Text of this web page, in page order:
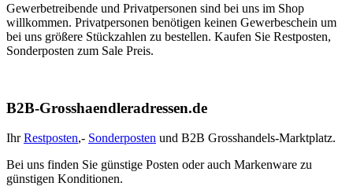
Gewerbetreibende und Privatpersonen sind bei uns im Shop
willkommen. Privatpersonen benötigen keinen Gewerbeschein um
bei uns größere Stückzahlen zu bestellen. Kaufen Sie Restposten,
Sonderposten zum Sale Preis.
B2B-Grosshaendleradressen.de
IhrRestposten,- Sonderposten und B2B Grosshandels-Marktplatz.
Bei uns finden Sie günstige Posten oder auch Markenware zu
günstigen Konditionen.